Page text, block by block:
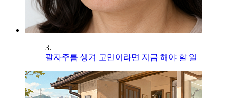
3.
팔자주름 생겨 고민이라면 지금 해야 할 일